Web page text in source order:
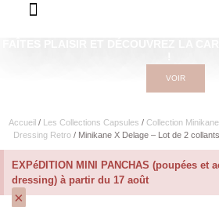
VOIR
Accueil / Les Collections Capsules / Collection
Dressing Retro / Minikane X Delage – Lot de 2
EXPéDITION MINI PANCHAS (poupées et
dressing) à partir du 17 août
×